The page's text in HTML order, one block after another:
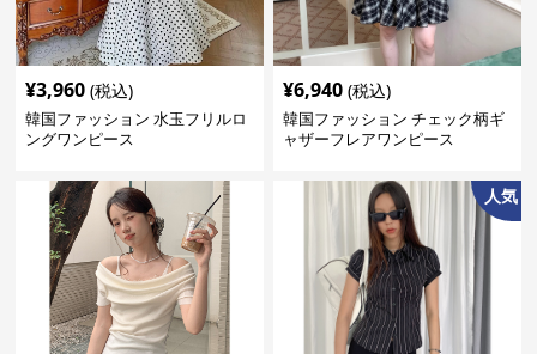
¥3,960 (税込)
韓国ファッション 水玉フリルロ
ングワンピース
¥6,940 (税込)
韓国ファッション チェック柄ギ
ャザーフレアワンピース
人気